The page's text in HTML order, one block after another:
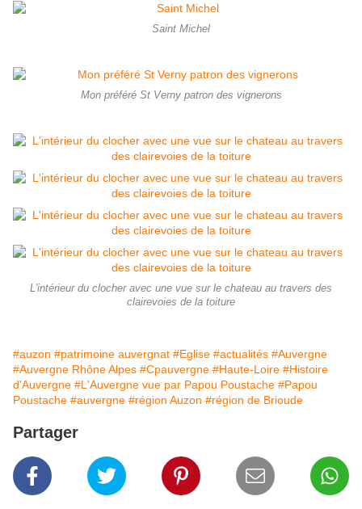
Saint Michel
Mon préféré St Verny patron des vignerons
L'intérieur du clocher avec une vue sur le chateau au travers des
clairevoies de la toiture
#auzon #patrimoine auvergnat #Eglise #actualités #Auvergne
#Auvergne Rhône Alpes #Cpauvergne #Haute-Loire #Histoire
d'Auvergne #L'Auvergne vue par Papou Poustache #Papou
Poustache #auvergne #région Auzon #région de Brioude
Partager